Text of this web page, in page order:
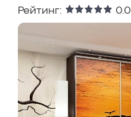
Рейтинг: 0.0